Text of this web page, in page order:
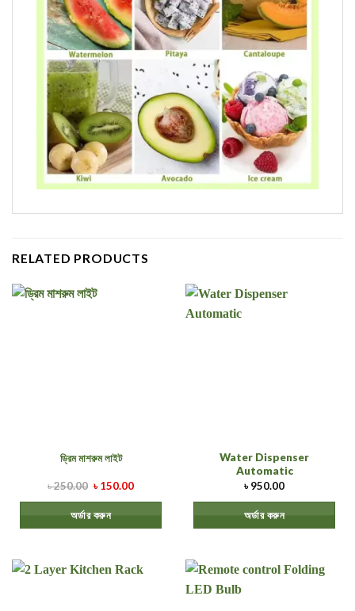
RELATED PRODUCTS
ড্রিম মাশরুম লাইট
৳250.00 ৳150.00
অর্ডার করুন
Water Dispenser
Automatic
৳950.00
অর্ডার করুন